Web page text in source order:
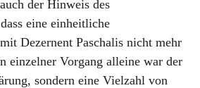
der Hinweis des
eine einheitliche
Dezernent Paschalis nicht mehr
einzelner Vorgang alleine war der
sondern eine Vielzahl von